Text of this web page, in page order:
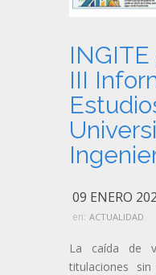
III
09 ENERO
en: ACTUALIDAD
La caída de
titulaciones sin